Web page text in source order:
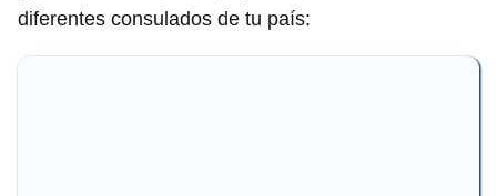
diferentes consulados de tu país: